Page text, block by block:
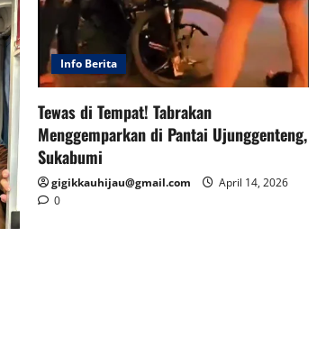
Info Berita
Tewas di Tempat! Tabrakan
Menggemparkan di Pantai Ujunggenteng,
Sukabumi
gigikkauhijau@gmail.com
April 14, 2026
0